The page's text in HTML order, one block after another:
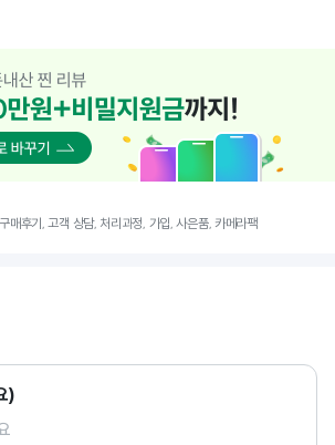
매후기, 고객 상담, 처리과정, 가입, 사은품, 카메라팩
)